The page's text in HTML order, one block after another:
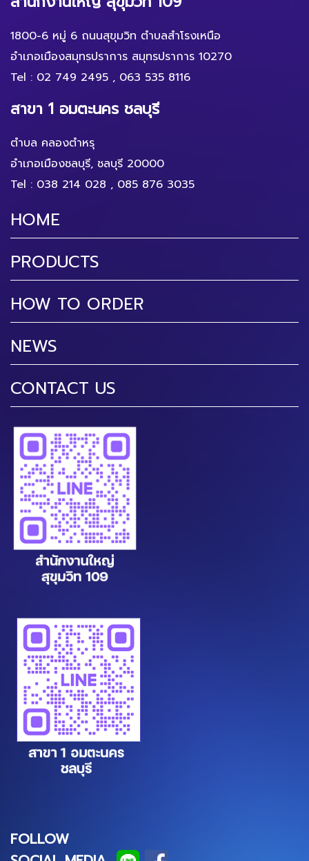
1800-6 หมู่ 6 ถนนสุขุมวิท ตำบลสำโรงเหนือ
อำเภอเมืองสมุทรปราการ สมุทรปราการ 10270
Tel : 02 749 2495 , 063 535 8116
สาขา 1 อมตะนคร ชลบุรี
ตำบล คลองตำหรุ
อำเภอเมืองชลบุรี, ชลบุรี 20000
Tel : 038 214 028 , 085 876 3035
HOME
PRODUCTS
HOW TO ORDER
NEWS
CONTACT US
FOLLOW